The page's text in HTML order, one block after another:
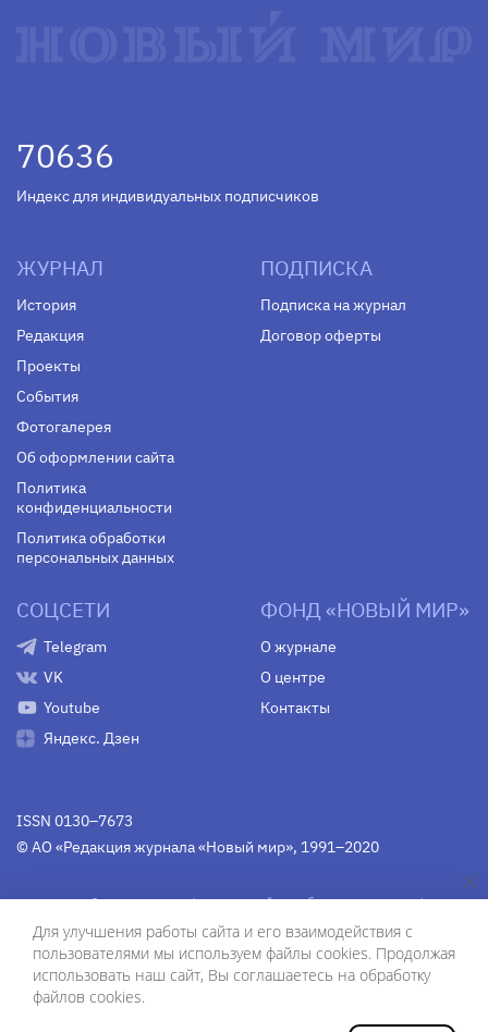
70636
Индекс для индивидуальных подписчиков
ЖУРНАЛ
История
Редакция
Проекты
События
Фотогалерея
Об оформлении сайта
Политика
конфиденциальности
Политика обработки
персональных данных
ПОДПИСКА
Подписка на журнал
Договор оферты
СОЦСЕТИ
Telegram
VK
Youtube
Яндекс. Дзен
ФОНД «НОВЫЙ МИР»
О журнале
О центре
Контакты
ISSN 0130–7673
© АО «Редакция журнала «Новый мир», 1991–2020
Свидетельство Федеральной службы по надзору в сфере
связи, информационных технологий и массовых
коммуникаций средства массовой информации
(Роскомнадзор)ПИ № Фс 77-75754 от 13 июня 2019 г.
Для улучшения работы сайта и его взаимодействия с
пользователями мы используем файлы cookies. Продолжая
использовать наш сайт, Вы соглашаетесь на обработку
файлов cookies.